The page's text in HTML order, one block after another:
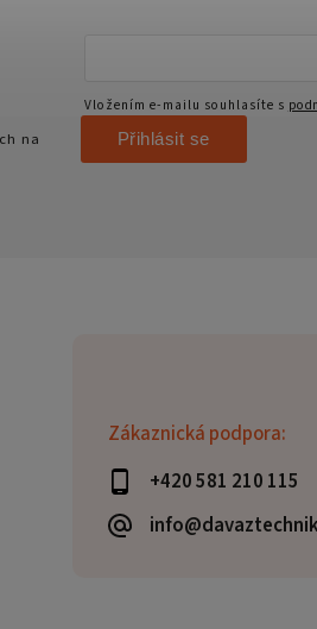
Zákaznická podpora:
+420 581 210 115
na
Vložením e-mailu souhlasíte s
Přihlásit se